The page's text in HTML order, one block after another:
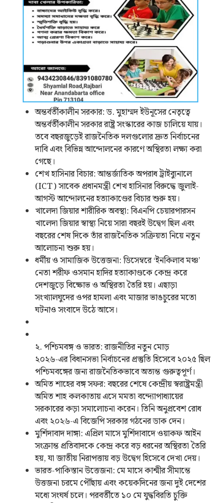
অন্তর্বর্তীকালীন সরকার: ড. মুহাম্মদ ইউনূসের নেতৃত্বে
অন্তর্বর্তীকালীন সরকার রাষ্ট্র সংস্কারের কাজ চালিয়ে যায়।
তবে বছরজুড়েই রাজনৈতিক দলগুলোর দ্রুত নির্বাচনের
দাবি এবং বিভিন্ন আন্দোলনের কারণে অস্থিরতা লক্ষ্য করা
গেছে।
শেখ হাসিনার বিচার: আন্তর্জাতিক অপরাধ ট্রাইব্যুনালে
(ICT) সাবেক প্রধানমন্ত্রী শেখ হাসিনার বিরুদ্ধে জুলাই-
আগস্ট আন্দোলনের হত্যাকাণ্ডের বিচার শুরু হয়।
খালেদা জিয়ার শারীরিক অবস্থা: বিএনপি চেয়ারপারসন
খালেদা জিয়ার স্বাস্থ্য নিয়ে সারা বছরই উদ্বেগ ছিল এবং
বছরের শেষ দিকে তাঁর রাজনৈতিক সক্রিয়তা নিয়ে নতুন
আলোচনা শুরু হয়।
ধর্মীয় ও সামাজিক উত্তেজনা: ডিসেম্বরে ‘ইনকিলাব মঞ্চ’
নেতা শরীফ ওসমান হাদির হত্যাকাণ্ডকে কেন্দ্র করে
দেশজুড়ে বিক্ষোভ ও অস্থিরতা তৈরি হয়। এছাড়া
সংখ্যালঘুদের ওপর হামলা এবং মাজার ভাঙচুরের মতো
ঘটনাও সংবাদে উঠে আসে।
২. পশ্চিমবঙ্গ ও ভারত: রাজনীতির নতুন মোড়
২০২৬-এর বিধানসভা নির্বাচনের প্রস্তুতি হিসেবে ২০২৫ ছিল
পশ্চিমবঙ্গের জন্য রাজনৈতিকভাবে অত্যন্ত গুরুত্বপূর্ণ।
অমিত শাহের বঙ্গ সফর: বছরের শেষে কেন্দ্রীয় স্বরাষ্ট্রমন্ত্রী
অমিত শাহ কলকাতায় এসে মমতা বন্দ্যোপাধ্যায়ের
সরকারের কড়া সমালোচনা করেন। তিনি অনুপ্রবেশ রোধ
এবং ২০২৬-এ বিজেপি সরকার গঠনের ডাক দেন।
মুর্শিদাবাদ দাঙ্গা: এপ্রিল মাসে মুর্শিদাবাদে ওয়াকফ আইন
সংক্রান্ত প্রতিবাদকে কেন্দ্র করে বড় ধরনের অস্থিরতা তৈরি
হয়, যা জাতীয় নিরাপত্তায় বড় উদ্বেগ হিসেবে দেখা দেয়।
ভারত-পাকিস্তান উত্তেজনা: মে মাসে কাশ্মীর সীমান্তে
উত্তজনা চরমে পৌঁছায় এবং কয়েকদিনের জন্য দুই দেশের
মধ্যে সংঘর্ষ চলে। পরবর্তীতে ১০ মে যুদ্ধবিরতি চুক্তি